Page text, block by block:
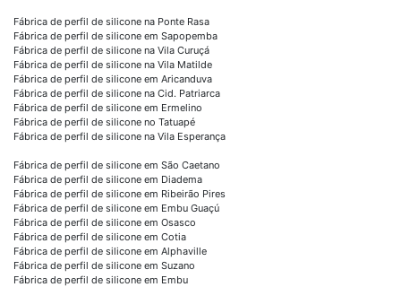
Fábrica de perfil de silicone na Ponte Rasa
Fábrica de perfil de silicone em Sapopemba
Fábrica de perfil de silicone na Vila Curuçá
Fábrica de perfil de silicone na Vila Matilde
Fábrica de perfil de silicone em Aricanduva
Fábrica de perfil de silicone na Cid. Patriarca
Fábrica de perfil de silicone em Ermelino
Fábrica de perfil de silicone no Tatuapé
Fábrica de perfil de silicone na Vila Esperança
Fábrica de perfil de silicone em São Caetano
Fábrica de perfil de silicone em Diadema
Fábrica de perfil de silicone em Ribeirão Pires
Fábrica de perfil de silicone em Embu Guaçú
Fábrica de perfil de silicone em Osasco
Fábrica de perfil de silicone em Cotia
Fábrica de perfil de silicone em Alphaville
Fábrica de perfil de silicone em Suzano
Fábrica de perfil de silicone em Embu